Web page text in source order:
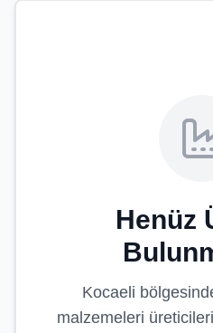
Henüz
Kocaeli
malzemeleri üreticileri